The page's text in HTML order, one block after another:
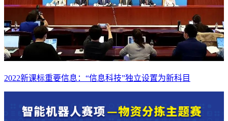
2022新课标重要信息：“信息科技”独立设置为新科目